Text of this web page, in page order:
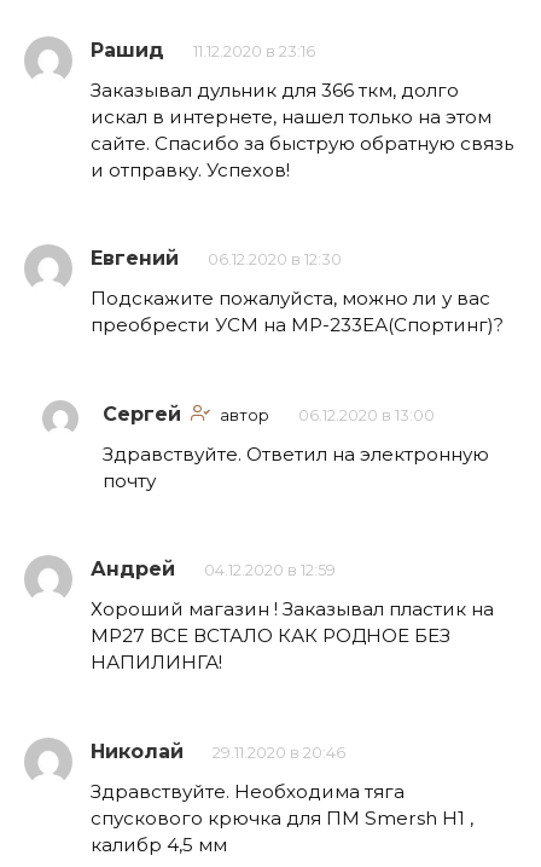
Рашид 11.12.2020 в 23:16
Заказывал дульник для 366 ткм, долго
искал в интернете, нашел только на этом
сайте. Спасибо за быструю обратную связь
и отправку. Успехов!
Евгений 06.12.2020 в 12:30
Подскажите пожалуйста, можно ли у вас
преобрести УСМ на МР-233ЕА(Спортинг)?
Сергей автор 06.12.2020 в 13:00
Здравствуйте. Ответил на электронную
почту
Андрей 04.12.2020 в 12:59
Хороший магазин ! Заказывал пластик на
МР27 ВСЕ ВСТАЛО КАК РОДНОЕ БЕЗ
НАПИЛИНГА!
Николай 29.11.2020 в 20:46
Здравствуйте. Необходима тяга
спускового крючка для ПМ Smersh H1 ,
калибр 4,5 мм